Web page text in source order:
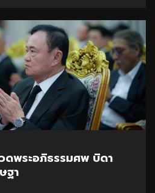
พระอภิธรรมศพ บิดา
ฐา